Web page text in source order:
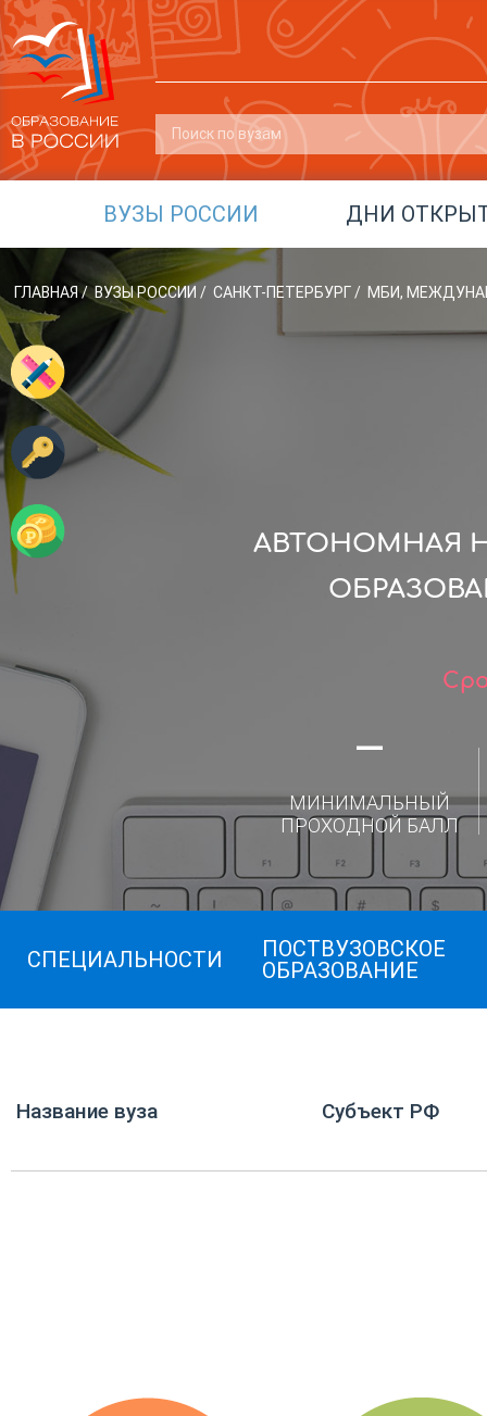
ВУЗЫ РОССИИ ДНИ
ГЛАВНАЯ/ ВУЗЫ РОССИИ / САНКТ-ПЕТЕРБУРГ/ МБИ,
АВТОНОМНАЯ
—
МИНИМАЛЬНЫЙ
ПРОХОДНОЙ БАЛЛ
СПЕЦИАЛЬНОСТИ
ПОСТВУЗОВСКОЕ
ОБРАЗОВАНИЕ
Название вуза Субъект РФ